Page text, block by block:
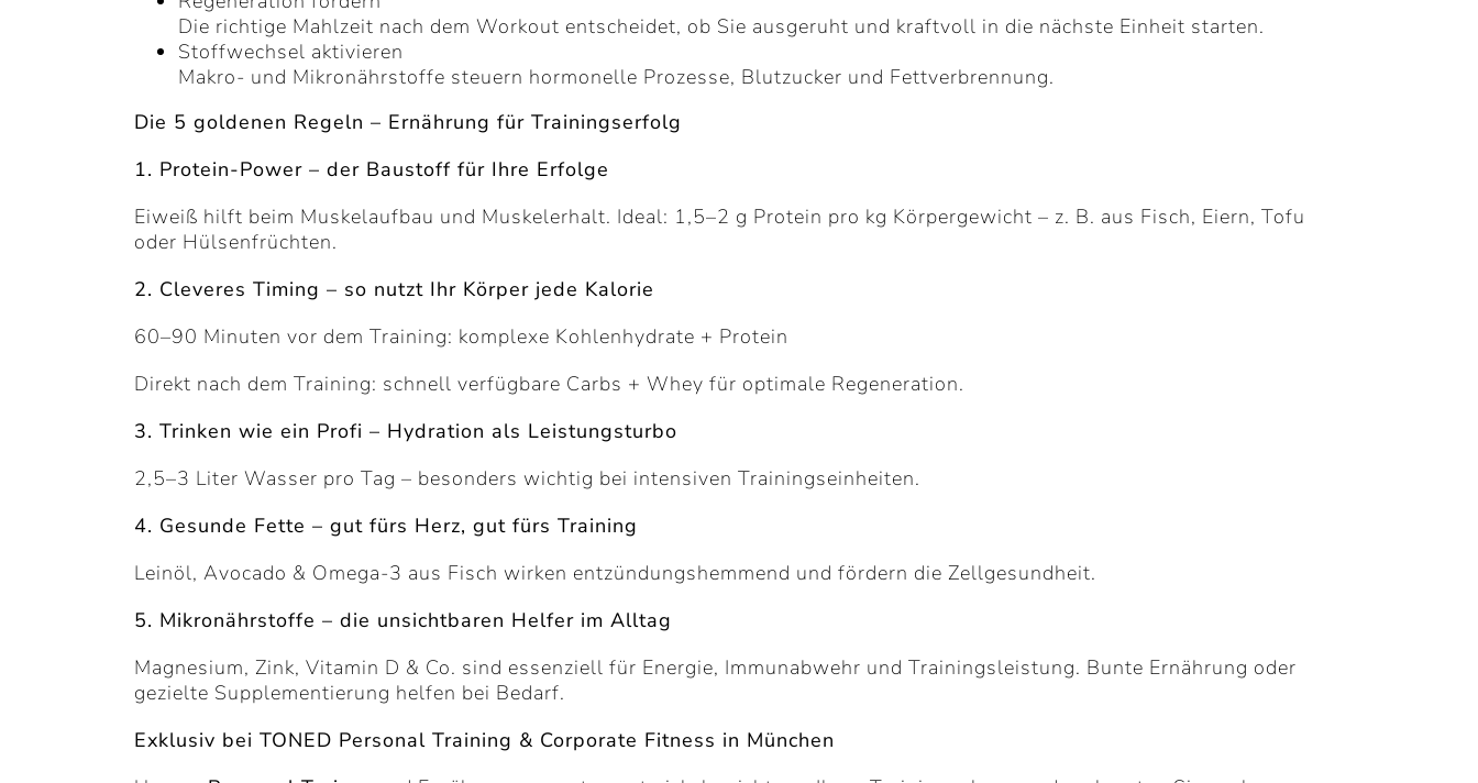
Die richtige Mahlzeit nach dem Workout entscheidet, ob Sie ausgeruht und kraftvoll in die nächste Einheit starten.
Stoffwechsel aktivieren
Makro- und Mikronährstoffe steuern hormonelle Prozesse, Blutzucker und Fettverbrennung.
Die 5 goldenen Regeln – Ernährung für Trainingserfolg
1. Protein-Power – der Baustoff für Ihre Erfolge
Eiweiß hilft beim Muskelaufbau und Muskelerhalt. Ideal: 1,5–2 g Protein pro kg Körpergewicht – z. B. aus Fisch, Eiern, Tofu
oder Hülsenfrüchten.
2. Cleveres Timing – so nutzt Ihr Körper jede Kalorie
60–90 Minuten vor dem Training: komplexe Kohlenhydrate + Protein
Direkt nach dem Training: schnell verfügbare Carbs + Whey für optimale Regeneration.
3. Trinken wie ein Profi – Hydration als Leistungsturbo
2,5–3 Liter Wasser pro Tag – besonders wichtig bei intensiven Trainingseinheiten.
4. Gesunde Fette – gut fürs Herz, gut fürs Training
Leinöl, Avocado & Omega-3 aus Fisch wirken entzündungshemmend und fördern die Zellgesundheit.
5. Mikronährstoffe – die unsichtbaren Helfer im Alltag
Magnesium, Zink, Vitamin D & Co. sind essenziell für Energie, Immunabwehr und Trainingsleistung. Bunte Ernährung oder
gezielte Supplementierung helfen bei Bedarf.
Exklusiv bei TONED Personal Training & Corporate Fitness in München